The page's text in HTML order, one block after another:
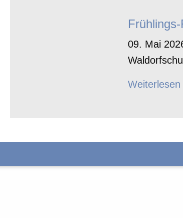
09. Mai
Weiterlesen